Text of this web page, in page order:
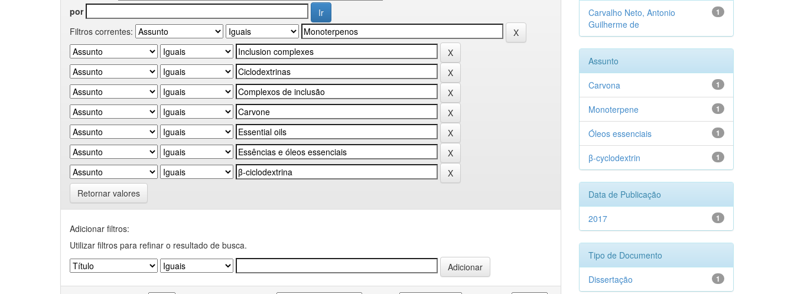
por
Filtros correntes:
Retornar valores
Adicionar filtros:
Utilizar filtros para refinar o resultado de busca.
1
Carvalho Neto, Antonio
Guilherme de
Assunto
1
Carvona
1
Monoterpene
1
Óleos essenciais
1
β-cyclodextrin
Data de Publicação
1
2017
Tipo de Documento
1
Dissertação